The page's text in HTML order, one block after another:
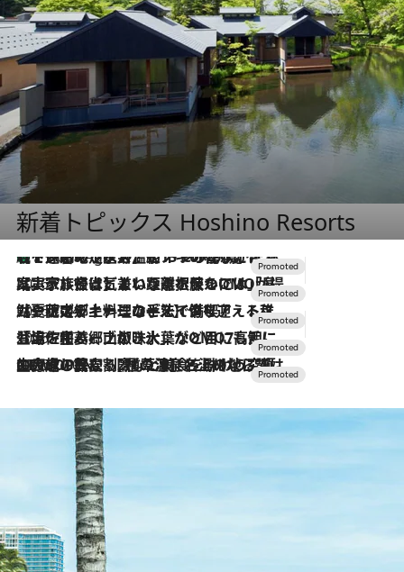
新着トピックス Hoshino Resorts
1 Hour Ago
【トンボの足水浴】ヒノキの香りに包まれて涼感マックス！約13℃の湧水かけ流しを避暑地「星野温泉 トンボの湯」で体験
2026.7.31
【ホテル帰省】という選択肢をOMOが提案。家族とほどよい距離を保つには「昼は実家、夜は気兼ねなくホテルで！」
2026.7.24
【夏限定ディナーコース】旬を迎える稚鮎や花ズッキーニなどをイタリア・トスカーナの郷土料理の手法で満喫！
2026.7.17
「土佐和ハーブかき氷」がOMO7高知に登場！生姜、山椒、大葉など目にも舌にも涼を呼ぶ郷土の味
2026.7.10
NEW OPEN！【界 草津】名湯の地に誕生。趣の異なる2種の温泉と上州ならではの会席・蕎麦割烹など美食を味わう究極の癒やし旅